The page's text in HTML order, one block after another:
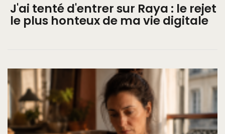
J'ai tenté d'entrer sur Raya : le rejet
le plus honteux de ma vie digitale